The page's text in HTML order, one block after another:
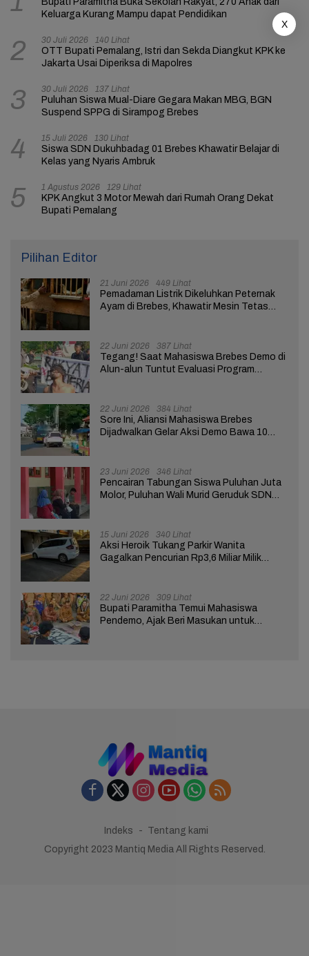
Keluarga Kurang Mampu dapat Pendidikan
2 30 Juli 2026 140 Lihat
OTT Bupati Pemalang, Istri dan Sekda Diangkut KPK ke
Jakarta Usai Diperiksa di Mapolres
3 30 Juli 2026 137 Lihat
Puluhan Siswa Mual-Diare Gegara Makan MBG, BGN
Suspend SPPG di Sirampog Brebes
4 15 Juli 2026 130 Lihat
Siswa SDN Dukuhbadag 01 Brebes Khawatir Belajar di
Kelas yang Nyaris Ambruk
5 1 Agustus 2026 129 Lihat
KPK Angkut 3 Motor Mewah dari Rumah Orang Dekat
Bupati Pemalang
Pilihan Editor
21 Juni 2026 449 Lihat
Pemadaman Listrik Dikeluhkan Peternak
Ayam di Brebes, Khawatir Mesin Tetas
22 Juni 2026 387 Lihat
Tegang! Saat Mahasiswa Brebes Demo di
Alun-alun Tuntut Evaluasi Program
22 Juni 2026 384 Lihat
Sore Ini, Aliansi Mahasiswa Brebes
Dijadwalkan Gelar Aksi Demo Bawa 10
23 Juni 2026 346 Lihat
Pencairan Tabungan Siswa Puluhan Juta
Molor, Puluhan Wali Murid Geruduk SDN
15 Juni 2026 340 Lihat
Aksi Heroik Tukang Parkir Wanita
Gagalkan Pencurian Rp3,6 Miliar Milik
22 Juni 2026 309 Lihat
Bupati Paramitha Temui Mahasiswa
Pendemo, Ajak Beri Masukan untuk
Indeks
Tentang kami
Copyright 2023 Mantiq Media All Rights Reserved.
X